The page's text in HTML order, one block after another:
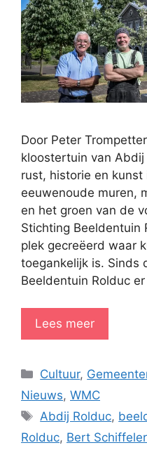
Door Peter
kloostertuin van
rust, historie en kunst
eeuwenoude muren,
en het groen van de
Stichting Beeldentuin
plek gecreëerd waar
toegankelijk is. Sinds
Beeldentuin Rolduc
Lees meer
Categorieën
Cultuur,
Nieuws, WMC
Tags
Abdij Rolduc,
Rolduc, Bert